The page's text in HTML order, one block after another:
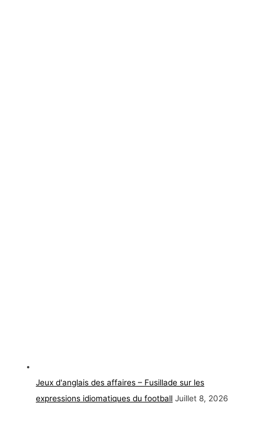
Jeux d'anglais des affaires – Fusillade sur les
expressions idiomatiques du football Juillet 8, 2026